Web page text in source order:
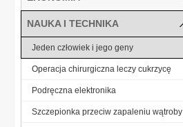
NAUKA I TECHNIKA
Jeden człowiek i jego geny
Operacja chirurgiczna leczy cukrzycę
Podręczna elektronika
Szczepionka przeciw zapaleniu wątroby